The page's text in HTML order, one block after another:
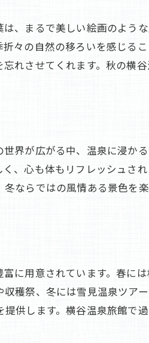
館の極上体験
ット
験
の時間
、まるで美しい絵画のよう
々の自然の移ろいを感じる
れさせてくれます。秋の横
界が広がる中、温泉に浸か
、心も体もリフレッシュさ
ならではの風情ある景色を
に用意されています。春に
穫祭、冬には雪見温泉ツア
供します。横谷温泉旅館で